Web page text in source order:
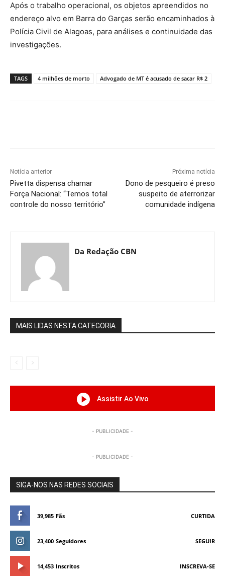
Após o trabalho operacional, os objetos apreendidos no
endereço alvo em Barra do Garças serão encaminhados à
Polícia Civil de Alagoas, para análises e continuidade das
investigações.
TAGS 4 milhões de morto Advogado de MT é acusado de sacar R$ 2
Notícia anterior
Pivetta dispensa chamar
Força Nacional: “Temos total
controle do nosso território”
Próxima notícia
Dono de pesqueiro é preso
suspeito de aterrorizar
comunidade indígena
Da Redação CBN
MAIS LIDAS NESTA CATEGORIA
Assistir Ao Vivo
- PUBLICIDADE -
- PUBLICIDADE -
SIGA-NOS NAS REDES SOCIAIS
39,985 Fãs CURTIDA
23,400 Seguidores SEGUIR
14,453 Inscritos INSCREVA-SE